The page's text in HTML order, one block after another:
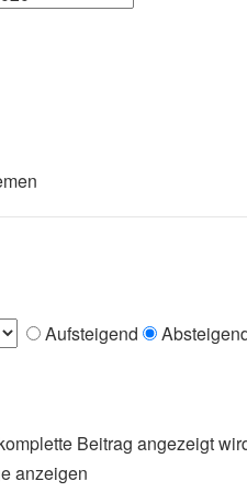
Aufsteigend
Beitrag angezeigt
anzeigen